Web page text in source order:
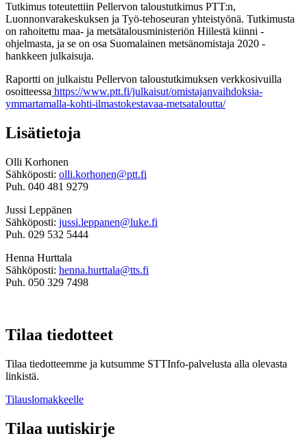
Tutkimus toteutettiin Pellervon taloustutkimus PTT:n,
Luonnonvarakeskuksen ja Työ-tehoseuran yhteistyönä. Tutkimusta
on rahoitettu maa- ja metsätalousministeriön Hiilestä kiinni -
ohjelmasta, ja se on osa Suomalainen metsänomistaja 2020 -
hankkeen julkaisuja.
Raportti on julkaistu Pellervon taloustutkimuksen verkkosivuilla
osoitteessa https://www.ptt.fi/julkaisut/omistajanvaihdoksia-
ymmartamalla-kohti-ilmastokestavaa-metsataloutta/
Lisätietoja
Olli Korhonen
Sähköposti: olli.korhonen@ptt.fi
Puh. 040 481 9279
Jussi Leppänen
Sähköposti: jussi.leppanen@luke.fi
Puh. 029 532 5444
Henna Hurttala
Sähköposti: henna.hurttala@tts.fi
Puh. 050 329 7498
Tilaa tiedotteet
Tilaa tiedotteemme ja kutsumme STTInfo-palvelusta alla olevasta
linkistä.
Tilauslomakkeelle
Tilaa uutiskirje